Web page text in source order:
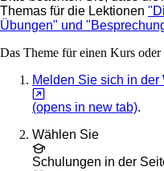
Themas für die Lektionen
Übungen" und
Das Theme für einen Kurs
Melden Sie sich in der
(opens in new tab).
Wählen Sie
Schulungen in der